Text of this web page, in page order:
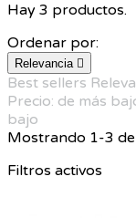
Hay 3 productos.
Ordenar por:
Relevancia 
Best sellers
Precio: de más
bajo
Mostrando 1-3
Filtros activos